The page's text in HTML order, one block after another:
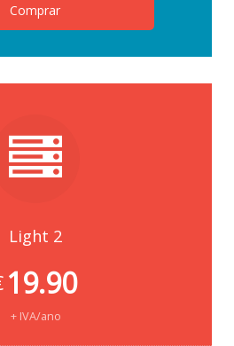
Comprar
Light 2
19.90
+ IVA/ano